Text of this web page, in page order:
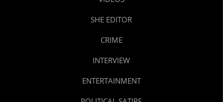
SHE EDITOR
CRIME
INTERVIEW
ENTERTAINMENT